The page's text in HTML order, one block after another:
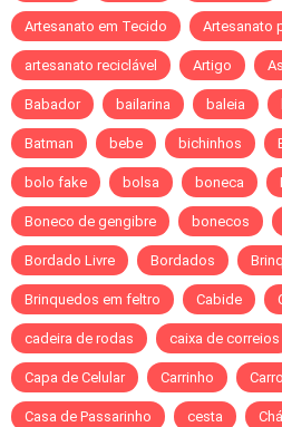
Artesanato em Tecido Artesanato
artesanato reciclável Artigo
Babador bailarina baleia
Batman bebe bichinhos
bolo fake bolsa boneca
Boneco de gengibre bonecos
Bordado Livre Bordados
Brinquedos em feltro Cabide
cadeira de rodas caixa de correios
Capa de Celular Carrinho
Casa de Passarinho cesta